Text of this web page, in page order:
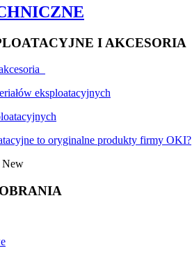
I AKCESORIA
eksploatacyjnych
to oryginalne produkty firmy OKI?
New